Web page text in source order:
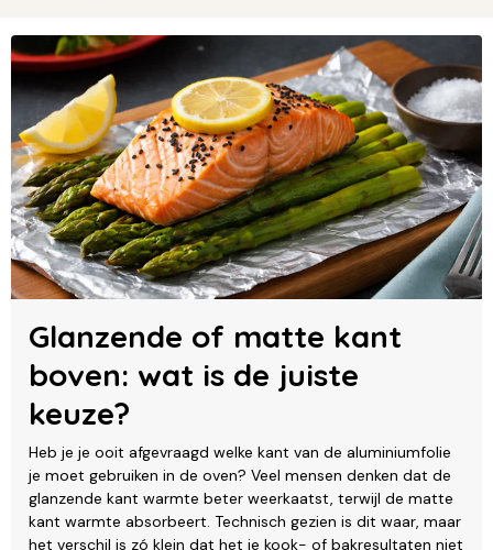
Glanzende of matte kant
boven: wat is de juiste
keuze?
Heb je je ooit afgevraagd welke kant van de aluminiumfolie
je moet gebruiken in de oven? Veel mensen denken dat de
glanzende kant warmte beter weerkaatst, terwijl de matte
kant warmte absorbeert. Technisch gezien is dit waar, maar
het verschil is zó klein dat het je kook- of bakresultaten niet